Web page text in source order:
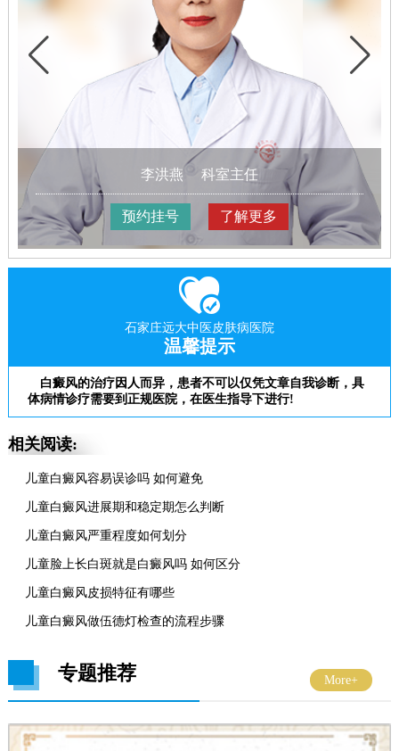
李洪燕 科室主任
预约挂号 了解更多
石家庄远大中医皮肤病医院
温馨提示
白癜风的治疗因人而异，患者不可以仅凭文章自我诊断，具
体病情诊疗需要到正规医院，在医生指导下进行!
相关阅读:
儿童白癜风容易误诊吗 如何避免
儿童白癜风进展期和稳定期怎么判断
儿童白癜风严重程度如何划分
儿童脸上长白斑就是白癜风吗 如何区分
儿童白癜风皮损特征有哪些
儿童白癜风做伍德灯检查的流程步骤
专题推荐 More+